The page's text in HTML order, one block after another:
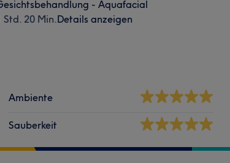
- Aquafacial
Std. 20 Min.Details anzeigen
Ambiente
Sauberkeit